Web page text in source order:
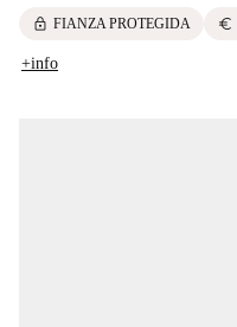
lock FIANZA PROTEGIDA euro
+info